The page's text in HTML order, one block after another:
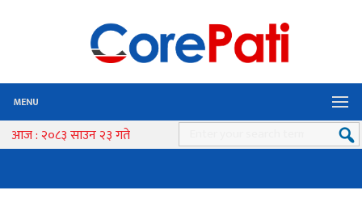
MENU
आज : २०८३ साउन २३ गते